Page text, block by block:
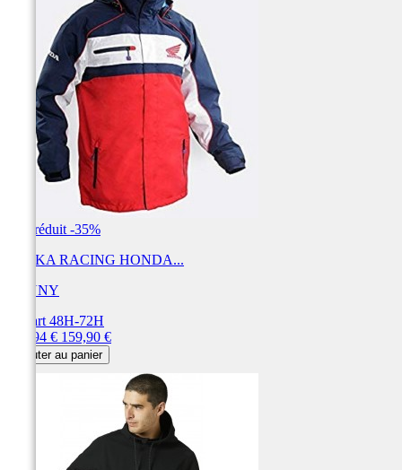
Prix réduit -35%
PARKA RACING HONDA...
KENNY
Départ 48H-72H
103,94 € Prix
de
base
159,90 €
Ajouter au panier